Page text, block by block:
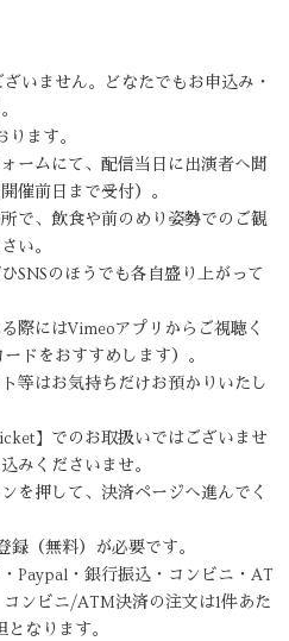
いません。どなたでもお申込み・
ます。
ームにて、配信当日に出演者へ聞
催前日まで受付）。
で、飲食や前のめり姿勢でのご観
い。
SNSのほうでも各自盛り上がって
際にはVimeoアプリからご視聴く
ドをおすすめします）。
等はお気持ちだけお預かりいたし
】でのお取扱いではございませ
みくださいませ。
を押して、決済ページへ進んでく
（無料）が必要です。
Paypal・銀行振込・コンビニ・AT
ンビニ/ATM決済の注文は1件あた
なります。